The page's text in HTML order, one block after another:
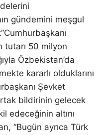
gündemini meşgul
tutarı 50 milyon
Özbekistan’da
kararlı olduklarını
Şevket
bildirinin gelecek
edeceğinin altını
“Bugün ayrıca Türk